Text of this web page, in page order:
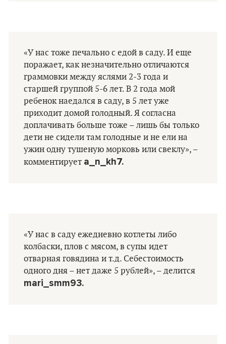
«У нас тоже печально с едой в саду. И еще
поражает, как незначительно отличаются
граммовки между яслями 2-3 года и
старшей группой 5-6 лет. В 2 года мой
ребенок наедался в саду, в 5 лет уже
приходит домой голодный. Я согласна
доплачивать больше тоже – лишь бы только
дети не сидели там голодные и не ели на
ужин одну тушеную морковь или свеклу», –
комментирует a_n_kh7.
«У нас в саду ежедневно котлеты либо
колбаски, плов с мясом, в супы идет
отварная говядина и т.д. Себестоимость
одного дня – нет даже 5 рублей», – делится
mari_smm93.